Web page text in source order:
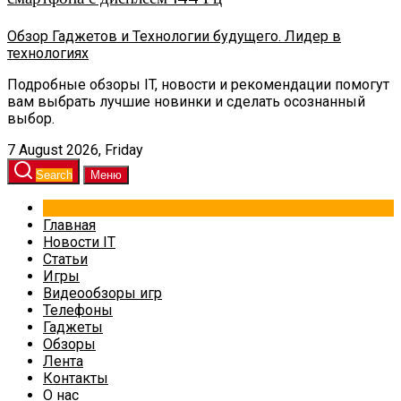
Обзор Гаджетов и Технологии будущего. Лидер в
технологиях
Подробные обзоры IT, новости и рекомендации помогут
вам выбрать лучшие новинки и сделать осознанный
выбор.
7 August 2026, Friday
Search Меню
Главная
Новости IT
Статьи
Игры
Видеообзоры игр
Телефоны
Гаджеты
Обзоры
Лента
Контакты
О нас